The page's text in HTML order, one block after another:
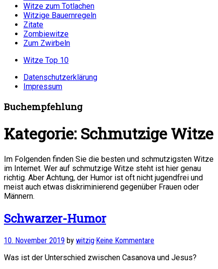
Witze zum Totlachen
Witzige Bauernregeln
Zitate
Zombiewitze
Zum Zwirbeln
Witze Top 10
Datenschutzerklärung
Impressum
Buchempfehlung
Kategorie: Schmutzige Witze
Im Folgenden finden Sie die besten und schmutzigsten Witze
im Internet. Wer auf schmutzige Witze steht ist hier genau
richtig. Aber Achtung, der Humor ist oft nicht jugendfrei und
meist auch etwas diskriminierend gegenüber Frauen oder
Männern.
Schwarzer-Humor
10. November 2019 by witzig·Keine Kommentare
Was ist der Unterschied zwischen Casanova und Jesus?